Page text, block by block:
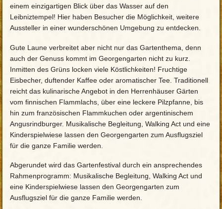
einem einzigartigen Blick über das Wasser auf den
Leibniztempel! Hier haben Besucher die Möglichkeit, weitere
Aussteller in einer wunderschönen Umgebung zu entdecken.
Gute Laune verbreitet aber nicht nur das Gartenthema, denn
auch der Genuss kommt im Georgengarten nicht zu kurz.
Inmitten des Grüns locken viele Köstlichkeiten! Fruchtige
Eisbecher, duftender Kaffee oder aromatischer Tee. Traditionell
reicht das kulinarische Angebot in den Herrenhäuser Gärten
vom finnischen Flammlachs, über eine leckere Pilzpfanne, bis
hin zum französischen Flammkuchen oder argentinischem
Angusrindburger. Musikalische Begleitung, Walking Act und eine
Kinderspielwiese lassen den Georgengarten zum Ausflugsziel
für die ganze Familie werden.
Abgerundet wird das Gartenfestival durch ein ansprechendes
Rahmenprogramm: Musikalische Begleitung, Walking Act und
eine Kinderspielwiese lassen den Georgengarten zum
Ausflugsziel für die ganze Familie werden.